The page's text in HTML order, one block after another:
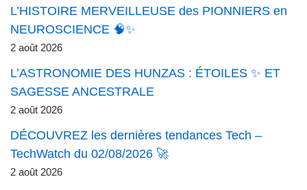
L’HISTOIRE MERVEILLEUSE des PIONNIERS en
NEUROSCIENCE 🧠✨
2 août 2026
L’ASTRONOMIE DES HUNZAS : ÉTOILES ✨ ET
SAGESSE ANCESTRALE
2 août 2026
DÉCOUVREZ les dernières tendances Tech –
TechWatch du 02/08/2026 🚀
2 août 2026